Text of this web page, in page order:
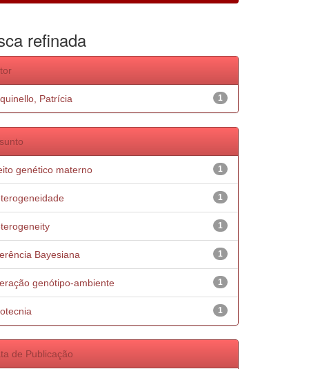
refinada
1
Patrícia
1
genético materno
1
1
1
Bayesiana
1
genótipo-ambiente
1
de Publicação